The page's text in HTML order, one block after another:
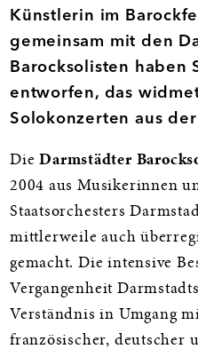
Künstlerin im
gemeinsam mit den
Barocksolisten haben
entworfen, das
Solokonzerten aus
DieDarmstädter
2004 aus Musikerinnen
Staatsorchesters
mittlerweile auch
gemacht. Die intensive
Vergangenheit
Verständnis in Umgang
französischer, deutscher